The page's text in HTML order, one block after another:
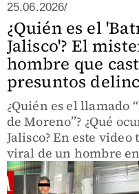
25.06.2026/
¿Quién es el
Jalisco'? El
hombre que
presuntos
¿Quién es el llamado
de Moreno”? ¿Qué
Jalisco? En este video
viral de un hombre
detuvo a presuntos
plena acción.